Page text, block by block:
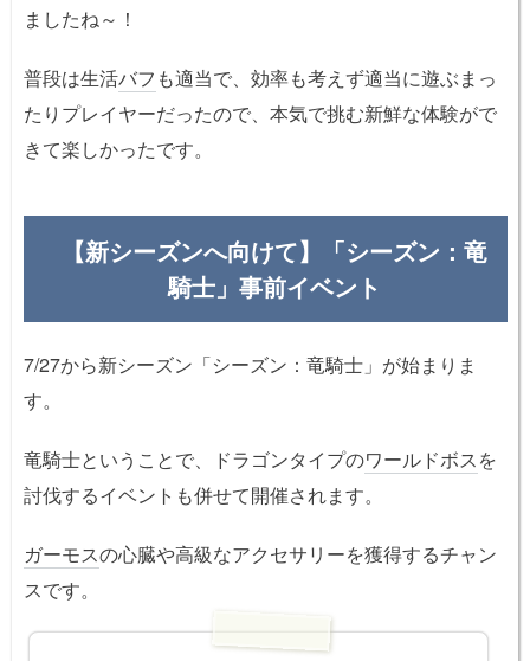
ましたね～！
普段は生活バフ も適当で、効率も考えず適当に遊ぶまっ
たりプレイヤーだったので、本気で挑む新鮮な体験がで
きて楽しかったです。
【新シーズンへ向けて】「シーズン：竜
騎士」事前イベント
7/27から新シーズン「シーズン：竜騎士」が始まりま
す。
竜騎士ということで、ドラゴンタイプのワールドボスを
討伐するイベントも併せて開催されます。
ガーモスの心臓や高級なアクセサリーを獲得するチャン
スです。